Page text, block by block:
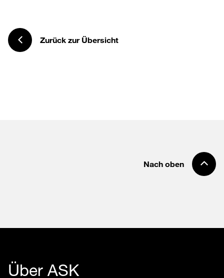
Zurück zur Übersicht
Nach oben
Über ASK